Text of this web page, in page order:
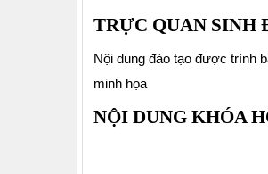
TRỰC QUAN SINH
Nội dung đào tạo được trình
minh họa
NỘI DUNG KHÓA